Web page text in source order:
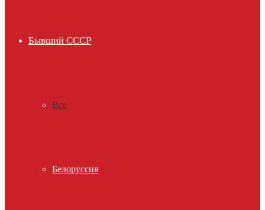
Бывший СССР
Все
Белоруссия